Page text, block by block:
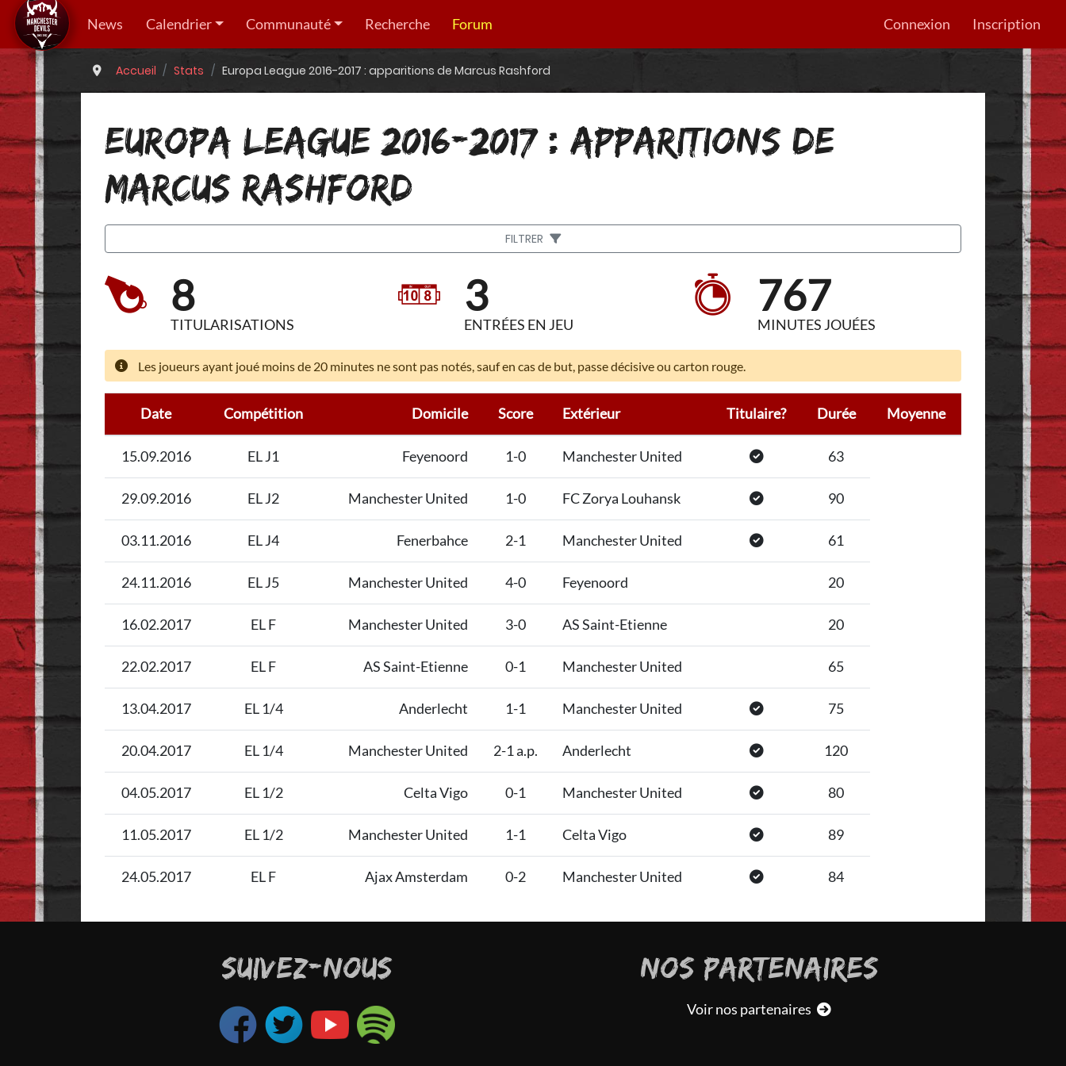
News Calendrier Communauté Recherche Forum Connexion Inscription
Accueil Stats Europa League 2016-2017 : apparitions de Marcus Rashford
EUROPA LEAGUE 2016-2017 : APPARITIONS DE
MARCUS RASHFORD
FILTRER
8
TITULARISATIONS
3
ENTRÉES EN JEU
767
MINUTES JOUÉES
Les joueurs ayant joué moins de 20 minutes ne sont pas notés, sauf en cas de but, passe décisive ou carton rouge.
Date Compétition Domicile Score Extérieur Titulaire? Durée Moyenne
15.09.2016 EL J1 Feyenoord 1-0 Manchester United 63
29.09.2016 EL J2 Manchester United 1-0 FC Zorya Louhansk 90
03.11.2016 EL J4 Fenerbahce 2-1 Manchester United 61
24.11.2016 EL J5 Manchester United 4-0 Feyenoord 20
16.02.2017 EL F Manchester United 3-0 AS Saint-Etienne 20
22.02.2017 EL F AS Saint-Etienne 0-1 Manchester United 65
13.04.2017 EL 1/4 Anderlecht 1-1 Manchester United 75
20.04.2017 EL 1/4 Manchester United 2-1 a.p. Anderlecht 120
04.05.2017 EL 1/2 Celta Vigo 0-1 Manchester United 80
11.05.2017 EL 1/2 Manchester United 1-1 Celta Vigo 89
24.05.2017 EL F Ajax Amsterdam 0-2 Manchester United 84
SUIVEZ-NOUS NOS PARTENAIRES
Voir nos partenaires